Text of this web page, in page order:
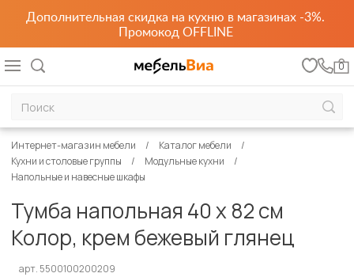
Дополнительная скидка на кухню в магазинах -3%.
Промокод OFFLINE
0
Интернет-магазин мебели
Каталог мебели
Кухни и столовые группы
Модульные кухни
Напольные и навесные шкафы
Тумба напольная 40 х 82 см
Колор, крем бежевый глянец
арт. 5500100200209